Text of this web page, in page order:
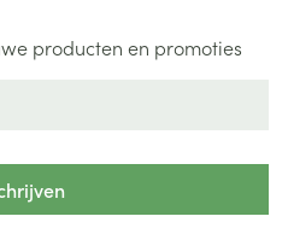
producten en promoties